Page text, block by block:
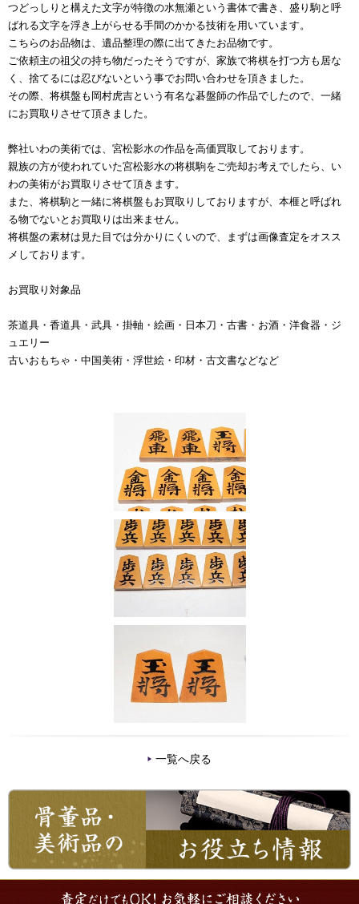
つどっしりと構えた文字が特徴の水無瀬という書体で書き、盛り駒と呼
ばれる文字を浮き上がらせる手間のかかる技術を用いています。
こちらのお品物は、遺品整理の際に出てきたお品物です。
ご依頼主の祖父の持ち物だったそうですが、家族で将棋を打つ方も居な
く、捨てるには忍びないという事でお問い合わせを頂きました。
その際、将棋盤も岡村虎吉という有名な碁盤師の作品でしたので、一緒
にお買取りさせて頂きました。
弊社いわの美術では、宮松影水の作品を高価買取しております。
親族の方が使われていた宮松影水の将棋駒をご売却お考えでしたら、い
わの美術がお買取りさせて頂きます。
また、将棋駒と一緒に将棋盤もお買取りしておりますが、本榧と呼ばれ
る物でないとお買取りは出来ません。
将棋盤の素材は見た目では分かりにくいので、まずは画像査定をオスス
メしております。
お買取り対象品
茶道具・香道具・武具・掛軸・絵画・日本刀・古書・お酒・洋食器・ジ
ュエリー
古いおもちゃ・中国美術・浮世絵・印材・古文書などなど
一覧へ戻る